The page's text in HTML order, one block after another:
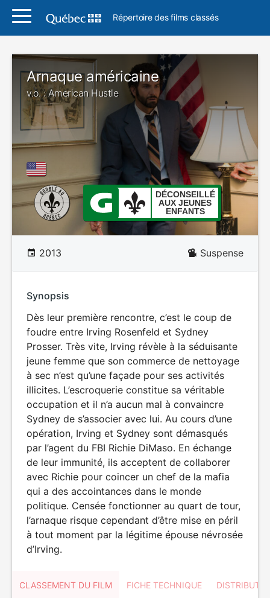
Répertoire des films classés
Arnaque américaine
v.o. : American Hustle
DÉCONSEILLÉ
AUX JEUNES
ENFANTS
2013 Suspense
Synopsis
Dès leur première rencontre, c’est le coup de
foudre entre Irving Rosenfeld et Sydney
Prosser. Très vite, Irving révèle à la séduisante
jeune femme que son commerce de nettoyage
à sec n’est qu’une façade pour ses activités
illicites. L’escroquerie constitue sa véritable
occupation et il n’a aucun mal à convaincre
Sydney de s’associer avec lui. Au cours d’une
opération, Irving et Sydney sont démasqués
par l’agent du FBI Richie DiMaso. En échange
de leur immunité, ils acceptent de collaborer
avec Richie pour coincer un chef de la mafia
qui a des accointances dans le monde
politique. Censée fonctionner au quart de tour,
l’arnaque risque cependant d’être mise en péril
à tout moment par la légitime épouse névrosée
d’Irving.
CLASSEMENT DU FILM FICHE TECHNIQUE